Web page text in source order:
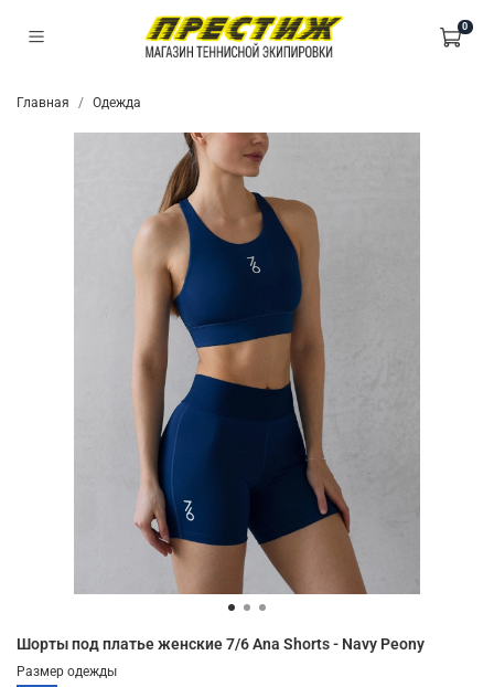
0
Главная Одежда
Шорты под платье женские 7/6 Ana Shorts - Navy Peony
Размер одежды